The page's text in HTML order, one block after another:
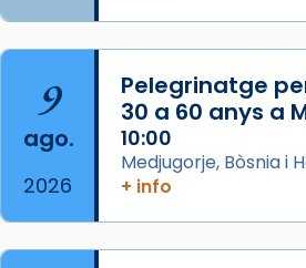
L’arquebisbe de
Josep Omella, ha presidit
concelebrat el bisbe
Mons. David Abadías.
📸 Dr. G. Simón
Foto
9
ago.
2026
Pelegrinatge
30 a 60 anys a
10:00
Medjugorje, Bòsnia i
+ info